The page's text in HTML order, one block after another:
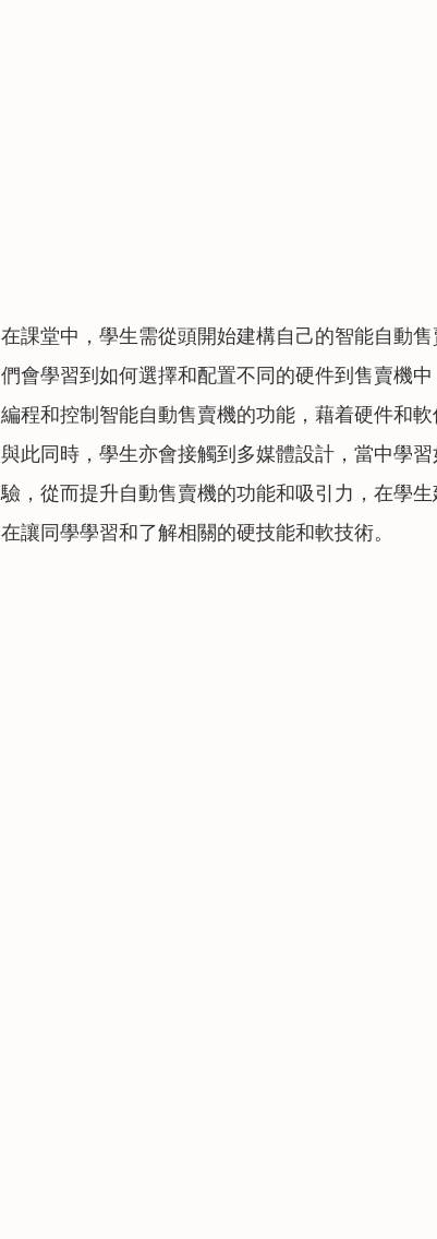
在課堂中，學生需從頭開始建構自己的智能自動
們會學習到如何選擇和配置不同的硬件到售賣機
編程和控制智能自動售賣機的功能，藉着硬件和
與此同時，學生亦會接觸到多媒體設計，當中學
驗，從而提升自動售賣機的功能和吸引力，在學
在讓同學學習和了解相關的硬技能和軟技術。